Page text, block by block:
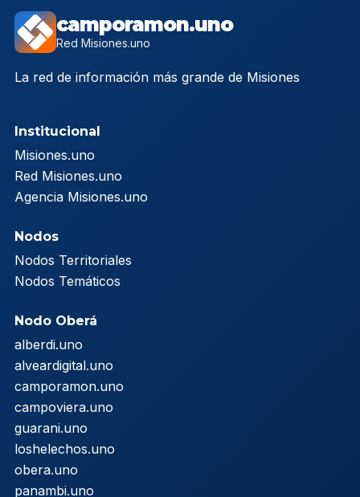
camporamon.uno
Red Misiones.uno
La red de información más grande de Misiones
Institucional
Misiones.uno
Red Misiones.uno
Agencia Misiones.uno
Nodos
Nodos Territoriales
Nodos Temáticos
Nodo Oberá
alberdi.uno
alveardigital.uno
camporamon.uno
campoviera.uno
guarani.uno
loshelechos.uno
obera.uno
panambi.uno